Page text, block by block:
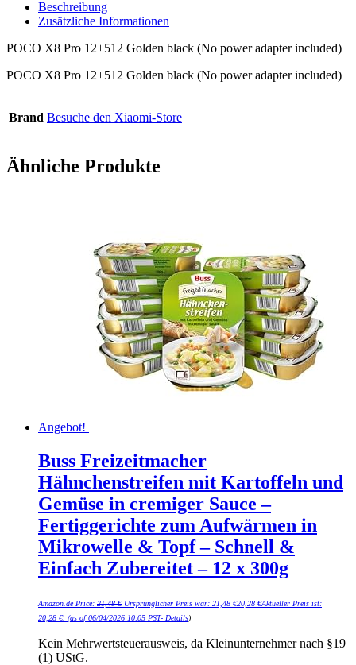
Beschreibung
Zusätzliche Informationen
POCO X8 Pro 12+512 Golden black (No power adapter included)
POCO X8 Pro 12+512 Golden black (No power adapter included)
Brand Besuche den Xiaomi-Store
Ähnliche Produkte
Angebot!
Buss Freizeitmacher
Hähnchenstreifen mit Kartoffeln und
Gemüse in cremiger Sauce –
Fertiggerichte zum Aufwärmen in
Mikrowelle & Topf – Schnell &
Einfach Zubereitet – 12 x 300g
Amazon.de Price: 21,48€ Ursprünglicher Preis war: 21,48 €20,28 €Aktueller Preis ist:
20,28 €. (as of 06/04/2026 10:05 PST- Details)
Kein Mehrwertsteuerausweis, da Kleinunternehmer nach §19
(1) UStG.